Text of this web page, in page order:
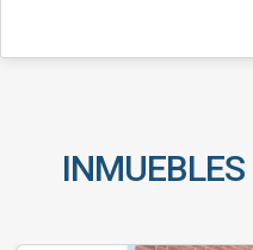
INMUEBLES